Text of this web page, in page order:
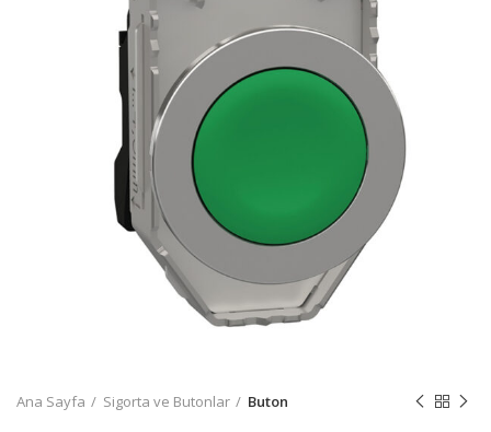
Ana Sayfa Sigorta ve Butonlar Buton